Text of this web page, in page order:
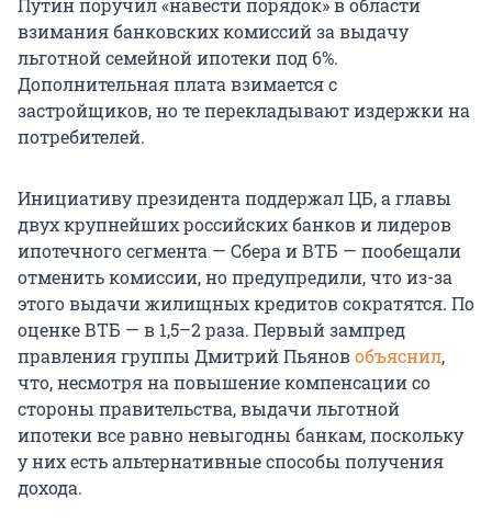
Путин поручил «навести порядок» в области
взимания банковских комиссий за выдачу
льготной семейной ипотеки под 6%.
Дополнительная плата взимается с
застройщиков, но те перекладывают издержки на
потребителей.
Инициативу президента поддержал ЦБ, а главы
двух крупнейших российских банков и лидеров
ипотечного сегмента — Сбера и ВТБ — пообещали
отменить комиссии, но предупредили, что из-за
этого выдачи жилищных кредитов сократятся. По
оценке ВТБ — в 1,5–2 раза. Первый зампред
правления группы Дмитрий Пьяновобъяснил,
что, несмотря на повышение компенсации со
стороны правительства, выдачи льготной
ипотеки все равно невыгодны банкам, поскольку
у них есть альтернативные способы получения
дохода.